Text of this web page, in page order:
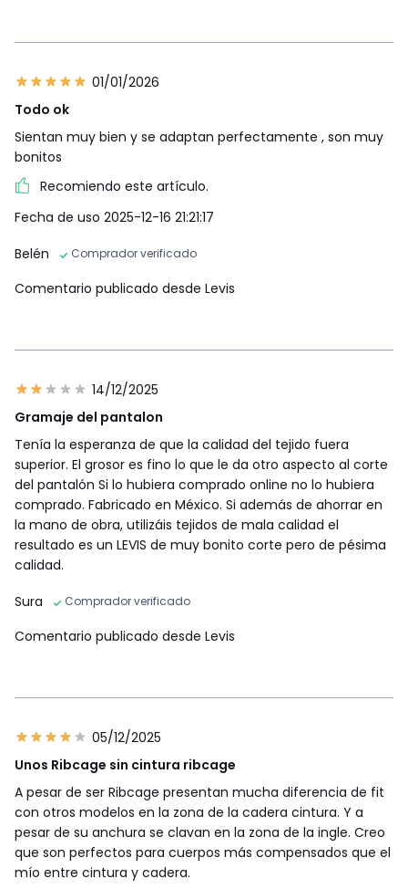
01/01/2026
Todo ok
Sientan muy bien y se adaptan perfectamente , son muy
bonitos
Recomiendo este artículo.
Fecha de uso 2025-12-16 21:21:17
Belén
Comprador verificado
Comentario publicado desde Levis
14/12/2025
Gramaje del pantalon
Tenía la esperanza de que la calidad del tejido fuera
superior. El grosor es fino lo que le da otro aspecto al corte
del pantalón Si lo hubiera comprado online no lo hubiera
comprado. Fabricado en México. Si además de ahorrar en
la mano de obra, utilizáis tejidos de mala calidad el
resultado es un LEVIS de muy bonito corte pero de pésima
calidad.
Sura
Comprador verificado
Comentario publicado desde Levis
05/12/2025
Unos Ribcage sin cintura ribcage
A pesar de ser Ribcage presentan mucha diferencia de fit
con otros modelos en la zona de la cadera cintura. Y a
pesar de su anchura se clavan en la zona de la ingle. Creo
que son perfectos para cuerpos más compensados que el
mío entre cintura y cadera.